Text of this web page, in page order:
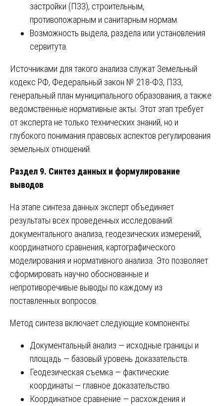
застройки (ПЗЗ), строительным,
противопожарным и санитарным нормам.
Возможность выдела, раздела или установления
сервитута.
Источниками для такого анализа служат Земельный
кодекс РФ, Федеральный закон № 218-ФЗ, ПЗЗ,
генеральный план муниципального образования, а также
ведомственные нормативные акты. Этот этап требует
от эксперта не только технических знаний, но и
глубокого понимания правовых аспектов регулирования
земельных отношений.
Раздел 9. Синтез данных и формулирование
выводов
На этапе синтеза данных эксперт объединяет
результаты всех проведенных исследований:
документального анализа, геодезических измерений,
координатного сравнения, картографического
моделирования и нормативного анализа. Это позволяет
сформировать научно обоснованные и
непротиворечивые выводы по каждому из
поставленных вопросов.
Метод синтеза включает следующие компоненты:
Документальный анализ — исходные границы и
площадь — базовый уровень доказательств.
Геодезическая съемка — фактические
координаты — главное доказательство.
Координатное сравнение — расхождения и